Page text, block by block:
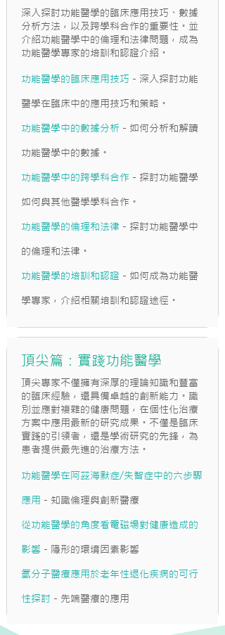
深入探討功能醫學的臨床應用技巧、數據
分析方法，以及跨學科合作的重要性。並
介紹功能醫學中的倫理和法律問題，成為
功能醫學專家的培訓和認證介紹。
功能醫學的臨床應用技巧 - 深入探討功能
醫學在臨床中的應用技巧和策略。
功能醫學中的數據分析 - 如何分析和解讀
功能醫學中的數據。
功能醫學中的跨學科合作 - 探討功能醫學
如何與其他醫學學科合作。
功能醫學的倫理和法律 - 探討功能醫學中
的倫理和法律。
功能醫學的培訓和認證 - 如何成為功能醫
學專家，介紹相關培訓和認證途徑。
頂尖篇：實踐功能醫學
頂尖專家不僅擁有深厚的理論知識和豐富
的臨床經驗，還具備卓越的創新能力。識
別並應對複雜的健康問題，在個性化治療
方案中應用最新的研究成果。不僅是臨床
實踐的引領者，還是學術研究的先鋒，為
患者提供最先進的治療方法。
功能醫學在阿茲海默症/失智症中的六步驟
應用 - 知識倫理與創新醫療
從功能醫學的角度看電磁場對健康造成的
影響 - 隱形的環境因素影響
氫分子醫療應用於老年性退化疾病的可行
性探討 - 先端醫療的應用